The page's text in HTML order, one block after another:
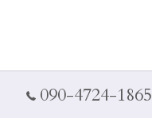
090-4724-1865